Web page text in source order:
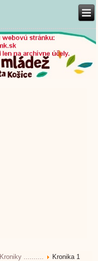
Kroniky ..........
Kronika 1